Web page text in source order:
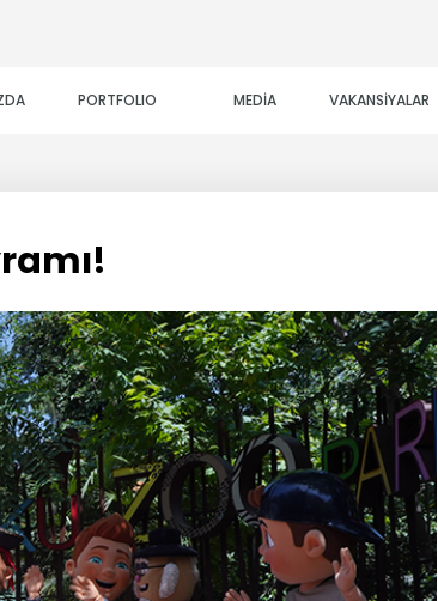
PORTFOLIO MEDİA VAKANSİYALAR